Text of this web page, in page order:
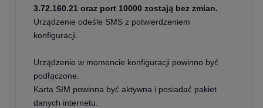
3.72.160.21 oraz port 10000 zostają bez zmian.
Urządzenie odeśle SMS z potwierdzeniem
konfiguracji.
Urządzenie w momencie konfiguracji powinno być
podłączone.
Karta SIM powinna być aktywna i posiadać pakiet
danych internetu.